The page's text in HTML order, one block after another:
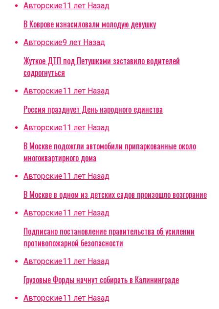
Авторские11 лет Назад
В Коврове изнасиловали молодую девушку
Авторские9 лет Назад
Жуткое ДТП под Петушками заставило водителей
содрогнуться
Авторские11 лет Назад
Россия празднует День народного единства
Авторские11 лет Назад
В Москве подожгли автомобили припаркованные около
многоквартирного дома
Авторские11 лет Назад
В Москве в одном из детских садов произошло возгорание
Авторские11 лет Назад
Подписано постановление правительства об усилении
противопожарной безопасности
Авторские11 лет Назад
Грузовые Форды начнут собирать в Калининграде
Авторские11 лет Назад